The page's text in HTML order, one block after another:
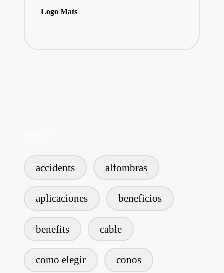
Logo Mats
accidents alfombras
aplicaciones beneficios
benefits cable
como elegir conos